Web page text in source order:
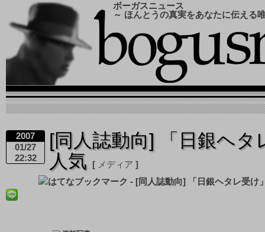
ボーガスニュース
～ ほんとうの真実をあなたに伝える
2007
01/27
22:32
[同人誌動向] 「日銀ヘタ
人気
メディア